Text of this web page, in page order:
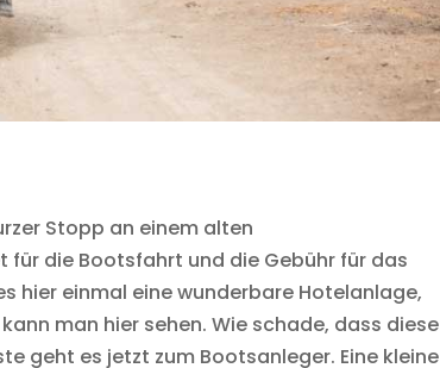
Stopp an einem alten
für die Bootsfahrt und die Gebühr für das
hier einmal eine wunderbare Hotelanlage,
man hier sehen. Wie schade, dass diese
geht es jetzt zum Bootsanleger. Eine kleine